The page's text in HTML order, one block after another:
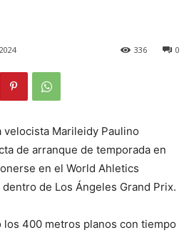
0
336
velocista Marileidy Paulino
de arranque de temporada en
en el World Ahletics
de Los Ángeles Grand Prix.
los 400 metros planos con tiempo